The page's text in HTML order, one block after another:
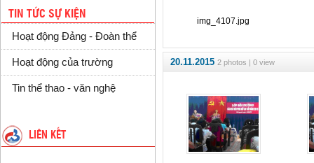
TIN TỨC SỰ KIỆN
Hoạt động Đảng - Đoàn thể
Hoạt động của trường
Tin thể thao - văn nghệ
LIÊN KẾT
img_4107.jpg
20.11.2015 2 photos | 0 view